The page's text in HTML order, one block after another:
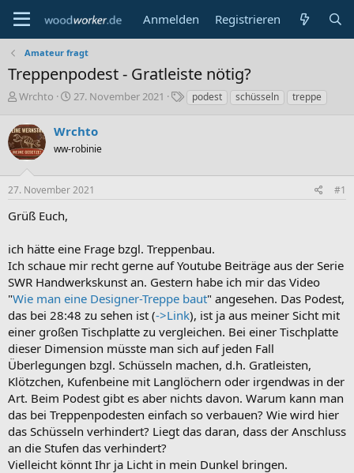
Anmelden Registrieren
Amateur fragt
Treppenpodest - Gratleiste nötig?
E
s
t
e
l
e
Wrchto
E
t
e
l
t
27. November 2021
S
w
podest schüsseln treppe
Wrchto
ww-robinie
27. November 2021 #1
Grüß Euch,
ich hätte eine Frage bzgl. Treppenbau.
Ich schaue mir recht gerne auf Youtube Beiträge aus der Serie
SWR Handwerkskunst an. Gestern habe ich mir das Video
"Wie man eine Designer-Treppe baut" angesehen. Das Podest,
das bei 28:48 zu sehen ist (->Link), ist ja aus meiner Sicht mit
einer großen Tischplatte zu vergleichen. Bei einer Tischplatte
dieser Dimension müsste man sich auf jeden Fall
Überlegungen bzgl. Schüsseln machen, d.h. Gratleisten,
Klötzchen, Kufenbeine mit Langlöchern oder irgendwas in der
Art. Beim Podest gibt es aber nichts davon. Warum kann man
das bei Treppenpodesten einfach so verbauen? Wie wird hier
das Schüsseln verhindert? Liegt das daran, dass der Anschluss
an die Stufen das verhindert?
Vielleicht könnt Ihr ja Licht in mein Dunkel bringen.